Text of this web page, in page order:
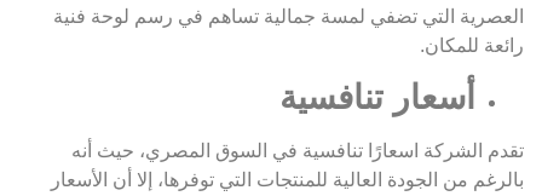
العصرية التي تضفي لمسة جمالية تساهم في رسم لوحة فنية
رائعة للمكان.
أسعار تنافسية
تقدم الشركة اسعارًا تنافسية في السوق المصري، حيث أنه
بالرغم من الجودة العالية للمنتجات التي توفرها، إلا أن الأسعار